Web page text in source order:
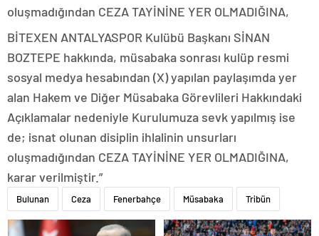
oluşmadığından CEZA TAYİNİNE YER OLMADIĞINA,
BİTEXEN ANTALYASPOR Kulübü Başkanı SİNAN
BOZTEPE hakkında, müsabaka sonrası kulüp resmi
sosyal medya hesabından (X) yapılan paylaşımda yer
alan Hakem ve Diğer Müsabaka Görevlileri Hakkındaki
Açıklamalar nedeniyle Kurulumuza sevk yapılmış ise
de; isnat olunan disiplin ihlalinin unsurları
oluşmadığından CEZA TAYİNİNE YER OLMADIĞINA,
karar verilmiştir.”
Bulunan Ceza Fenerbahçe Müsabaka Tribün